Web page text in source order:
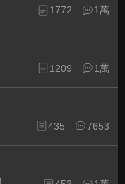
1772 1萬
1209 1萬
435 7653